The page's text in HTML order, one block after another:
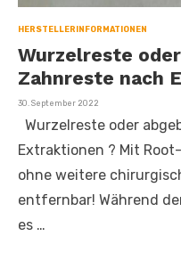
HERSTELLERINFORMATIONEN
Wurzelreste
Zahnreste nach
Veröffentlicht
30. September 2022
Wurzelreste oder
Extraktionen ? Mit
ohne weitere
entfernbar! Während
es …